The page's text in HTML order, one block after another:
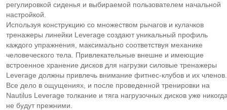
регулировкой сиденья и выбираемой пользователем начальной
настройкой.
Используя конструкцию со множеством рычагов и кулачков
тренажеры линейки Leverage создают уникальный профиль
каждого упражнения, максимально соответствуя механике
человеческого тела. Привлекательные внешне и имеющие
встроенное хранение дисков для нагрузки силовые тренажеры
Leverage должны привлечь внимание фитнес-клубов и их членов.
Все дело в ощущениях, и после проведенной тренировки на
Nautilus Leverage толкание и тяга нагрузочных дисков уже
не будут прежними.